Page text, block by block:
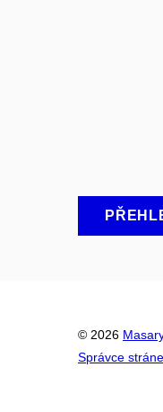
© 2026
Správce